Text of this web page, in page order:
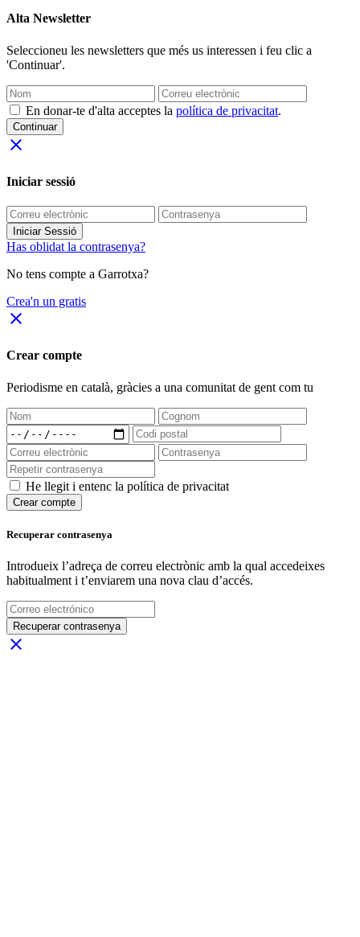
Alta Newsletter
Seleccioneu les newsletters que més us interessen i feu clic a
'Continuar'.
En donar-te d'alta acceptes la política de privacitat.
Continuar
close
Iniciar sessió
Iniciar Sessió
Has oblidat la contrasenya?
No tens compte a Garrotxa?
Crea'n un gratis
close
Crear compte
Periodisme en català, gràcies a una comunitat de gent com tu
He llegit i entenc la política de privacitat
Crear compte
Recuperar contrasenya
Introdueix l’adreça de correu electrònic amb la qual accedeixes
habitualment i t’enviarem una nova clau d’accés.
Recuperar contrasenya
close